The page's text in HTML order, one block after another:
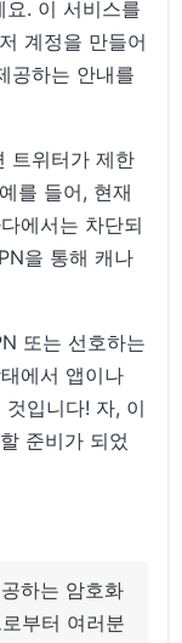
. 이 서비스를
계정을 만들어
공하는 안내를
트위터가 제한
를 들어, 현재
에서는 차단되
을 통해 캐나
또는 선호하는
에서 앱이나
입니다! 자, 이
준비가 되었
하는 암호화
부터 여러분